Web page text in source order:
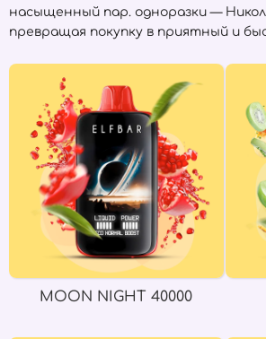
насыщенный пар. одноразки —
превращая покупку в приятный и
MOON NIGHT 40000